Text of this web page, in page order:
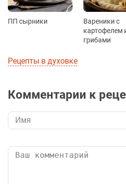
ПП сырники
Вареники с
картофелем
грибами
Рецепты в духовке
Комментарии к